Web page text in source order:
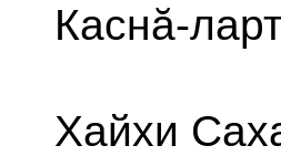
Каснă-
Хайхи